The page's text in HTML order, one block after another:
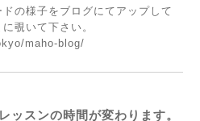
の様子をブログにてアップして
覗いて下さい。
maho-blog/
ッスンの時間が変わります。